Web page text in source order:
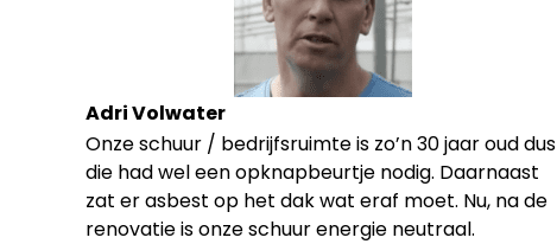
Adri Volwater
Onze schuur / bedrijfsruimte is zo’n 30 jaar oud dus
die had wel een opknapbeurtje nodig. Daarnaast
zat er asbest op het dak wat eraf moet. Nu, na de
renovatie is onze schuur energie neutraal.